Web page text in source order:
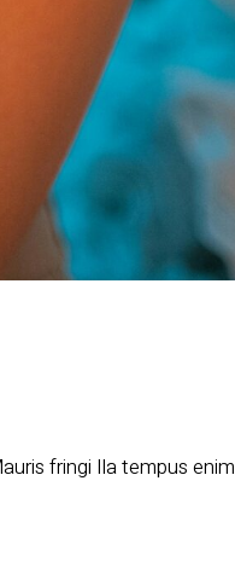
fringi lla tempus enim